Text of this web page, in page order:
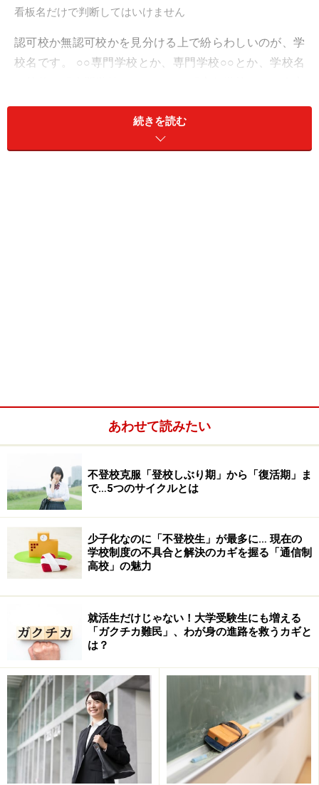
看板名だけで判断してはいけません
認可校か無認可校かを見分ける上で紛らわしいのが、学
校名です。 ○○専門学校とか、専門学校○○とか、学校名
識して間違いありません。似ている言葉で、“専門校”と
か、“専門アカデミー”、“専門学院”などとなっていて運営
ありますので、最終確認は各都道府県の学事課や私学振
興課などに電話で問い合わせると良いでしょう。意外と
丁寧に対応してくれます。
なお、認可校、無認可校を比較した際に取り上げられ
る“各種学校”
基準までは厳しくないものの、法律で認められている学
校です。各種学校は、昭和51年に専修学校法ができる前
までの呼称でした。現在ある各種学校は、その際に専門
校、宝塚歌劇団団員養成所である宝塚音楽学校、予備
校、自動車教習所、一部理容美容系や准看護師の養成施
設なども含まれますので、そちらの分野を希望する方は
チェックしておきましょう。
（参考）全国の各種学校一覧のサイト
http://www.mext.go.jp/a_menu/shougai/senshuu/133256
5.htm
続きを読む
あわせて読みたい
不登校克服「登校しぶり期」から「復活期」ま
で…5つのサイクルとは
少子化なのに「不登校生」が最多に… 現在の
学校制度の不具合と解決のカギを握る「通信制
高校」の魅力
就活生だけじゃない！大学受験生にも増える
「ガクチカ難民」、わが身の進路を救うカギと
は？